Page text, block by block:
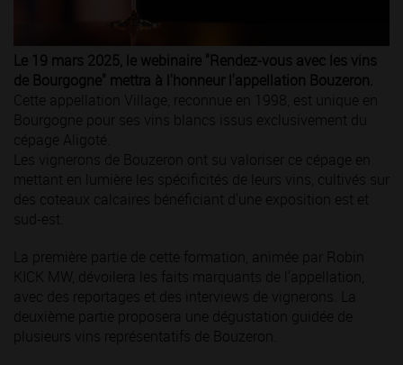
Le 19 mars 2025, le webinaire "Rendez-vous avec les vins
de Bourgogne" mettra à l'honneur l'appellation Bouzeron.
Cette appellation Village, reconnue en 1998, est unique en
Bourgogne pour ses vins blancs issus exclusivement du
cépage Aligoté.
Les vignerons de Bouzeron ont su valoriser ce cépage en
mettant en lumière les spécificités de leurs vins, cultivés sur
des coteaux calcaires bénéficiant d'une exposition est et
sud-est.
La première partie de cette formation, animée par Robin
KICK MW, dévoilera les faits marquants de l'appellation,
avec des reportages et des interviews de vignerons. La
deuxième partie proposera une dégustation guidée de
plusieurs vins représentatifs de Bouzeron.